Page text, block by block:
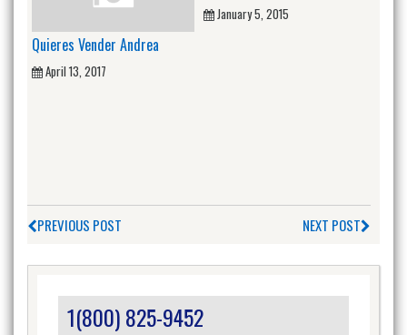
Quieres Vender Andrea
April 13, 2017
January 5, 2015
PREVIOUS POST NEXT POST
1(800) 825-9452